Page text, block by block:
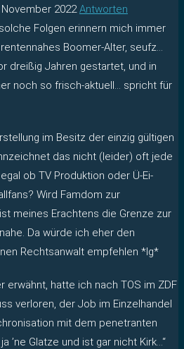
November 2022 Antworten
Folgen erinnern mich immer
Boomer-Alter, seufz…
dreißig Jahren gestartet, und in
noch so frisch-aktuell… spricht für
im Besitz der einzig gültigen
das nicht (leider) oft jede
ob TV Produktion oder Ü-Ei-
Wird Famdom zur
meines Erachtens die Grenze zur
Da würde ich eher den
Rechtsanwalt empfehlen *lg*
erwähnt, hatte ich nach TOS im ZDF
verloren, der Job im Einzelhandel
mit dem penetranten
’ne Glatze und ist gar nicht Kirk…“